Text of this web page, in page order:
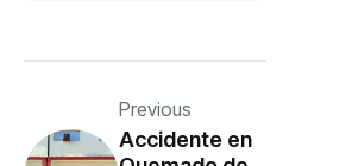
Previous
Accidente en